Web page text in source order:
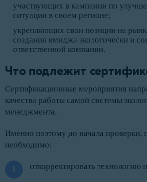
участвующих в кампании по
ситуации в своем регионе;
укрепляющих свои позиции на
создания имиджа экологически и
ответственной компании.
Что подлежит
Сертификационные мероприятия
качества работы самой системы
менеджмента.
Именно поэтому до начала проверки,
необходимо:
откорректировать технологию